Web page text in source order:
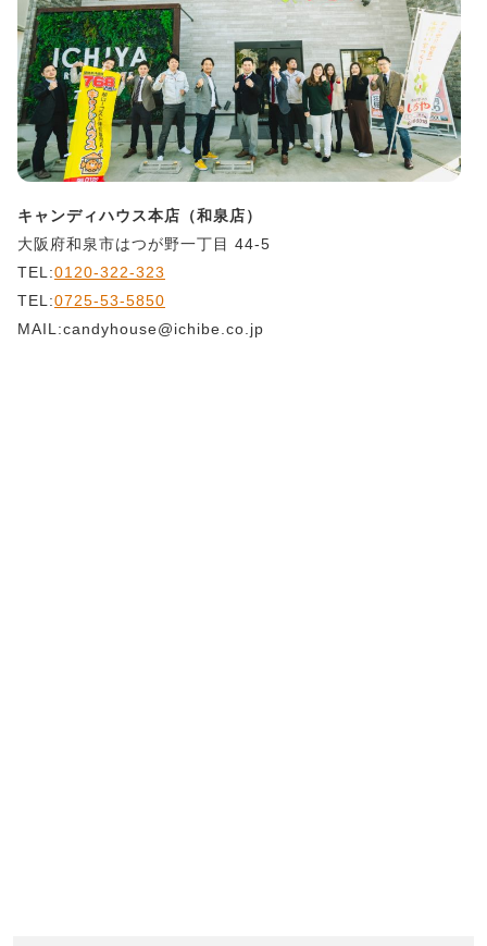
キャンディハウス本店（和泉店）
大阪府和泉市はつが野一丁目 44-5
TEL:0120-322-323
TEL:0725-53-5850
MAIL:candyhouse@ichibe.co.jp